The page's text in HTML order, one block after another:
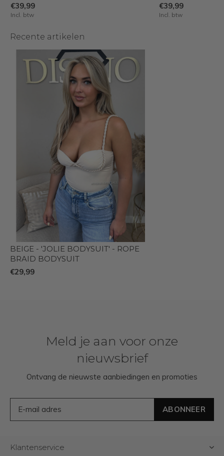
€39,99
Incl. btw
€39,99
Incl. btw
Recente artikelen
BEIGE - 'JOLIE BODYSUIT' - ROPE
BRAID BODYSUIT
€29,99
Meld je aan voor onze
nieuwsbrief
Ontvang de nieuwste aanbiedingen en promoties
ABONNEER
Klantenservice